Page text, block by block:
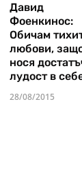
Давид
Фоенкинос:
Обичам
любови,
нося
лудост в
28/08/2015